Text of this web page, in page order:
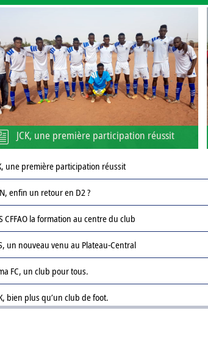
JCK, une première participation réussit
une première participation réussit
enfin un retour en D2 ?
CFFAO la formation au centre du club
un nouveau venu au Plateau-Central
FC, un club pour tous.
bien plus qu’un club de foot.